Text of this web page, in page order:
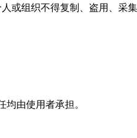
或组织不得复制、盗用、采
由使用者承担。